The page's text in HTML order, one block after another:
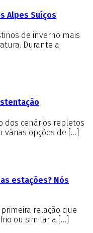
Alpes Suíços
de inverno mais
Durante a
dos cenários repletos
várias opções de […]
estações? Nós
relação que
ou similar a […]